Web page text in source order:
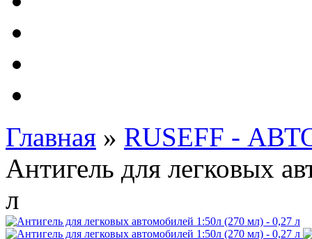
Главная » RUSEFF -
Антигель для легковых
л